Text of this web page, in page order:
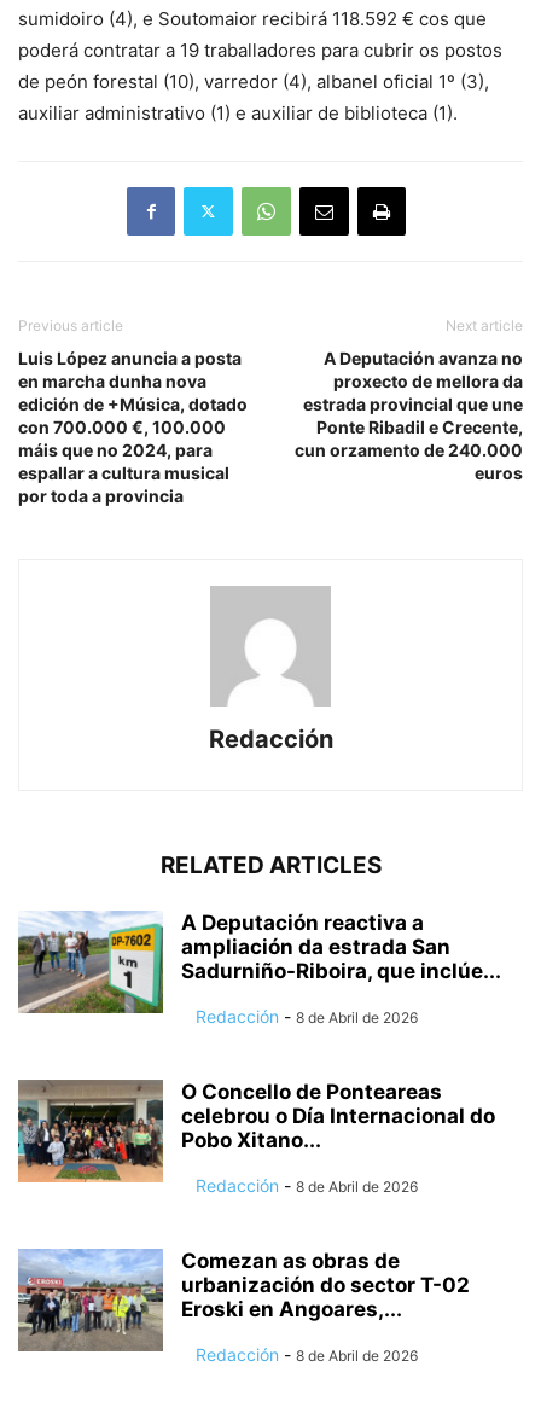
sumidoiro (4), e Soutomaior recibirá 118.592 € cos que
poderá contratar a 19 traballadores para cubrir os postos
de peón forestal (10), varredor (4), albanel oficial 1º (3),
auxiliar administrativo (1) e auxiliar de biblioteca (1).
Previous article
Luis López anuncia a posta
en marcha dunha nova
edición de +Música, dotado
con 700.000 €, 100.000
máis que no 2024, para
espallar a cultura musical
por toda a provincia
Next article
A Deputación avanza no
proxecto de mellora da
estrada provincial que une
Ponte Ribadil e Crecente,
cun orzamento de 240.000
euros
Redacción
RELATED ARTICLES
A Deputación reactiva a
ampliación da estrada San
Sadurniño-Riboira, que inclúe...
Redacción - 8 de Abril de 2026
O Concello de Ponteareas
celebrou o Día Internacional do
Pobo Xitano...
Redacción - 8 de Abril de 2026
Comezan as obras de
urbanización do sector T-02
Eroski en Angoares,...
Redacción - 8 de Abril de 2026